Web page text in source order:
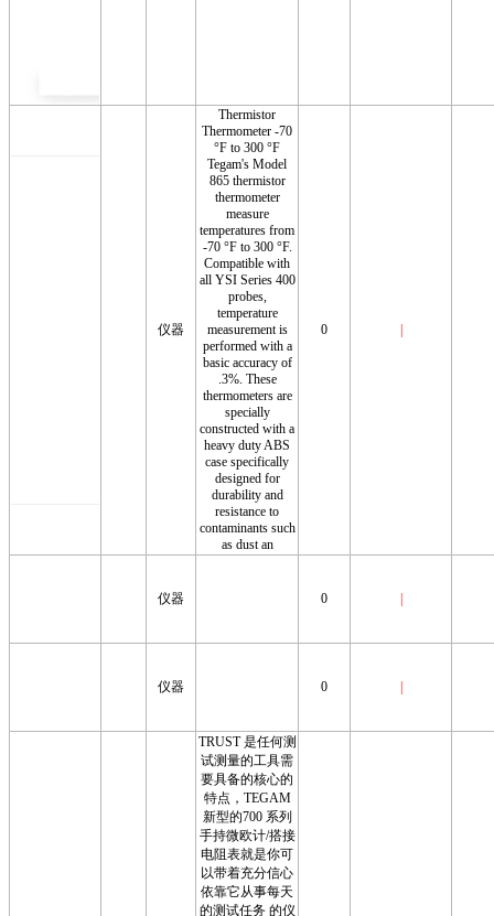
仪器
Thermistor
Thermometer -70
°F to 300 °F
Tegam's Model
865 thermistor
thermometer
measure
temperatures from
-70 °F to 300 °F.
Compatible with
all YSI Series 400
probes,
temperature
measurement is
performed with a
basic accuracy of
.3%. These
thermometers are
specially
constructed with a
heavy duty ABS
case specifically
designed for
durability and
resistance to
contaminants such
as dust an
0 |
仪器 0 |
仪器 0 |
TRUST 是任何测
试测量的工具需
要具备的核心的
特点，TEGAM
新型的700 系列
手持微欧计/搭接
电阻表就是你可
以带着充分信心
依靠它从事每天
的测试任务 的仪